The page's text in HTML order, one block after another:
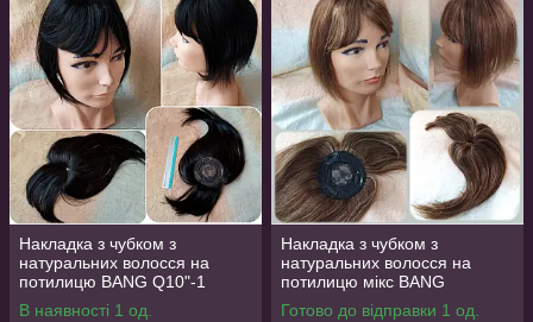
Накладка з чубком з
натуральних волосся на
потилицю BANG Q10"-1
В наявності 1 од.
Накладка з чубком з
натуральних волосся на
потилицю мікс BANG
Q10"-4Р27
Готово до відправки 1 од.